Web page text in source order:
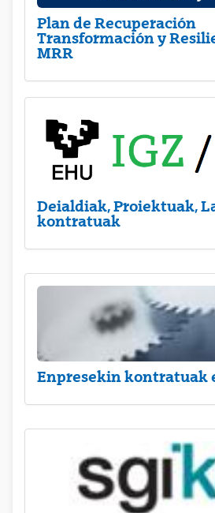
Plan de Recuperación
Transformación y
MRR
Deialdiak, Proiektuak,
kontratuak
Enpresekin kontratuak